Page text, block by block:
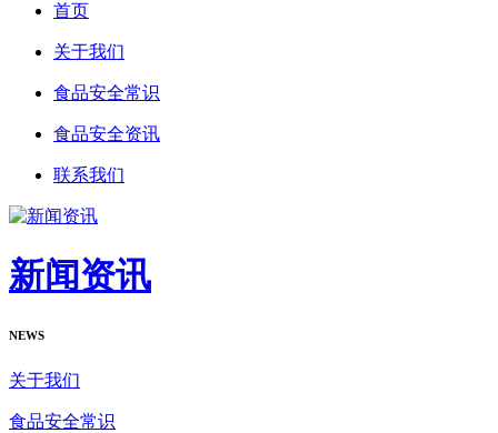
首页
关于我们
食品安全常识
食品安全资讯
联系我们
新闻资讯
NEWS
关于我们
食品安全常识